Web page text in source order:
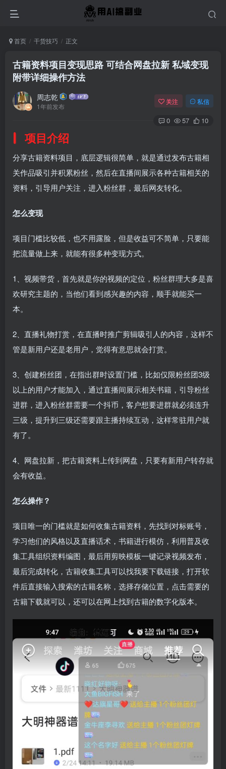
首页 干货技巧 正文
古籍资料项目变现思路 可结合网盘拉新 私域变现
附带详细操作方法
周志乾
1年前发布
关注 私信
0 57 10
项目介绍
分享古籍资料项目，底层逻辑很简单，就是通过发布古籍相
关作品吸引并积累粉丝，然后在直播间展示各种古籍相关的
资料，引导用户关注，进入粉丝群，最后网友转化。
怎么变现
项目门槛比较低，也不用露脸，但是收益可不简单，只要能
把流量做上来，就能有很多种变现方式。
1、视频带货，首先就是你的视频的定位，粉丝群理大多是喜
欢研究主题的，当他们看到感兴趣的内容，顺手就能买一
本。
2、直播礼物打赏，在直播时推广剪辑吸引人的内容，这样不
管是新用户还是老用户，觉得有意思就会打赏。
3、创建粉丝团，在指出群时设置门槛，比如仅限粉丝团3级
以上的用户才能加入，通过直播间展示相关书籍，引导粉丝
进群，进入粉丝群需要一个抖币，客户想要进群就必须连升
三级，提升到三级还需要跟主播持续互动，这样常驻用户就
有了。
4、网盘拉新，把古籍资料上传到网盘，只要有新用户转存就
会有收益。
怎么操作？
项目唯一的门槛就是如何收集古籍资料，先找到对标账号，
学习他们的风格以及直播话术，书籍进行模仿，利用普及收
集工具组织资料编图，最后用剪映模板一键记录视频发布，
最后完成转化，古籍收集工具可以找我要下载链接，打开软
件后直接输入搜索的古籍名称，选择存储位置，点击需要的
古籍下载就可以，还可以在网上找到古籍的数字化版本。